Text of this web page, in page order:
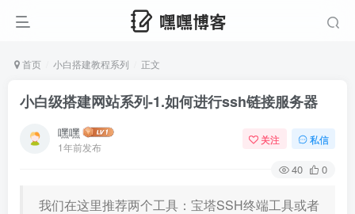
首页 小白搭建教程系列 正文
小白级搭建网站系列-1.如何进行ssh链接服务器
嘿嘿
1年前发布
关注 私信
40 0
我们在这里推荐两个工具：宝塔SSH终端工具或者